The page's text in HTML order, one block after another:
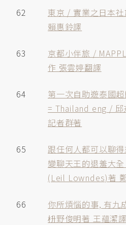
62
東京 / 實業之日本
賴惠鈴譯
63
京都小伴旅 /
作 張雲婷翻譯
64
第一次自助遊泰國
= Thailand eng / 邱
記者群著
65
跟任何人都可以聊
變聊天王的退羞大
(Leil Lowndes)著
66
你所煩惱的事, 有九
枡野俊明著 王蘊潔譯